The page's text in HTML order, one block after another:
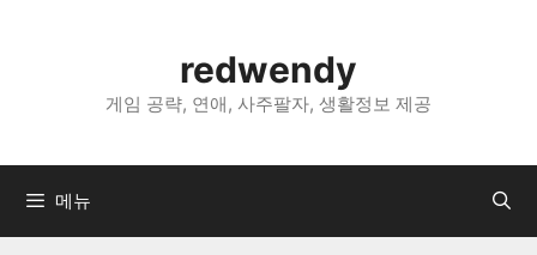
너
redwendy
게임 공략, 연애, 사주팔자, 생활정보 제공
메뉴